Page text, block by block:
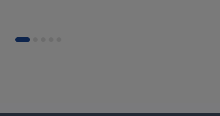
đẹp mắt mà còn mang ý nghĩa phong thủy về sức khỏe và tài